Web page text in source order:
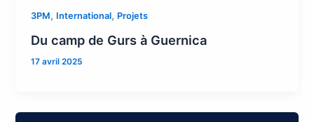
3PM, International, Projets
Du camp de Gurs à Guernica
17 avril 2025